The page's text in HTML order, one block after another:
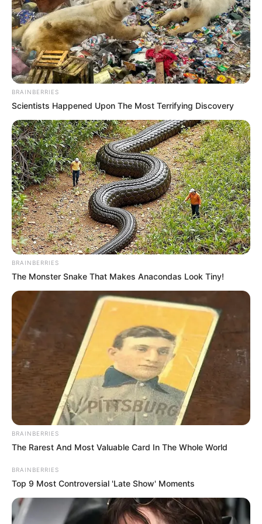
08/04/2025, 18:09 · 6:09 ΜΜ
Κοινοποίησε άρθρο
Προσθήκη τοnewstok.grστην Google
αναζήτησης.
Μέχρι την Τετάρτη 9/4/2025 θα επικρατήσουν
οιχαμηλές θερμοκρασίες
Το έντονο κρύο μέσα στον Απρίλιο είναι
ασυνήθιστο όμως δεν θα αργήσει να ανέβει η
BRAINBERRIES
Scientists Happened Upon The Most Terrifying Discovery
BRAINBERRIES
The Monster Snake That Makes Anacondas Look Tiny!
BRAINBERRIES
The Rarest And Most Valuable Card In The Whole World
BRAINBERRIES
Top 9 Most Controversial 'Late Show' Moments